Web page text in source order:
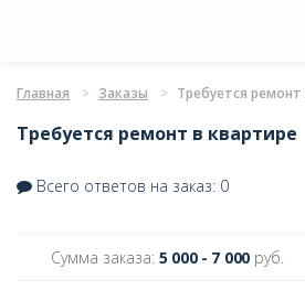
Главная Заказы Требуется ремонт
Требуется ремонт в квартире
Всего ответов на заказ: 0
Сумма заказа: 5 000 - 7 000 руб.